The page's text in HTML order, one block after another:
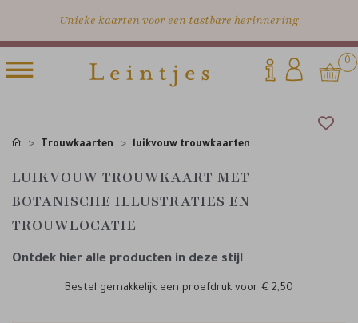
Unieke kaarten voor een tastbare herinnering
0
Trouwkaarten luikvouw trouwkaarten
LUIKVOUW TROUWKAART MET
BOTANISCHE ILLUSTRATIES EN
TROUWLOCATIE
Ontdek hier alle producten in deze stijl
Bestel gemakkelijk een proefdruk voor € 2,50